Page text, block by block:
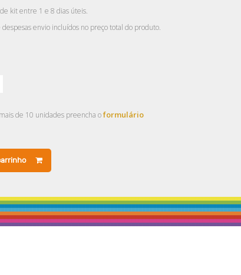
kit entre 1 e 8 dias úteis.
envio incluídos no preço total do produto.
de 10 unidades preencha oformulário